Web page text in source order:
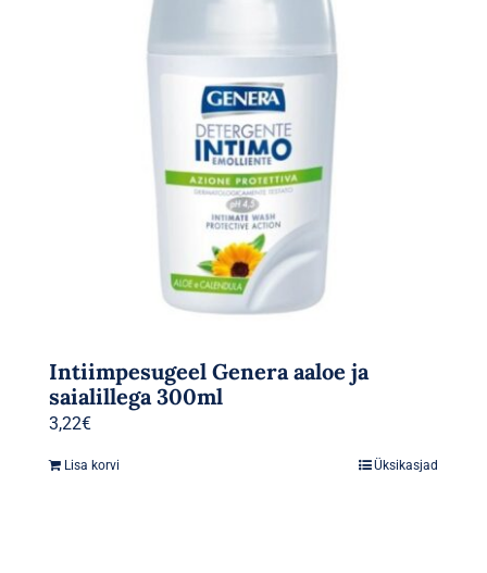
Intiimpesugeel Genera aaloe ja
saialillega 300ml
3,22€
Lisa korvi Üksikasjad